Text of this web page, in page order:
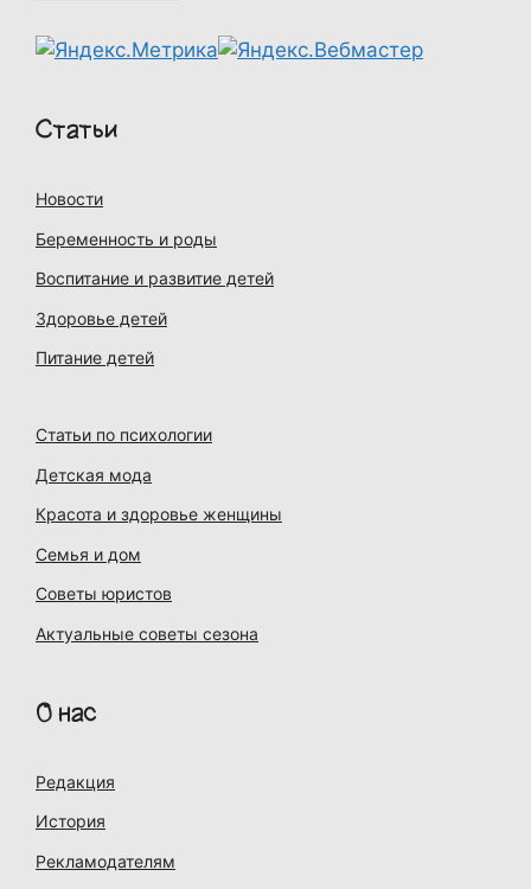
Статьи
Новости
Беременность и роды
Воспитание и развитие детей
Здоровье детей
Питание детей
Статьи по психологии
Детская мода
Красота и здоровье женщины
Семья и дом
Советы юристов
Актуальные советы сезона
О нас
Редакция
История
Рекламодателям